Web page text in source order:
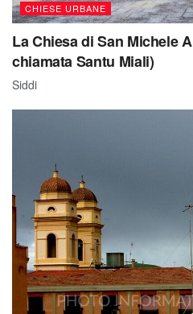
CHIESE URBANE
La Chiesa di San Michele
chiamata Santu Miali)
Siddi